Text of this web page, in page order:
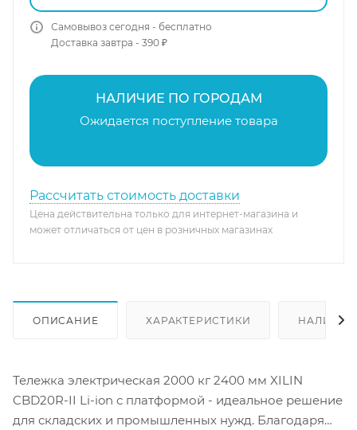
Самовывоз сегодня - бесплатно
Доставка завтра - 390 ₽
НАЛИЧИЕ ПО ГОРОДАМ
Ожидается поступление товара
Рассчитать стоимость доставки
Цена действительна только для интернет-магазина и
может отличаться от цен в розничных магазинах
ОПИСАНИЕ ХАРАКТЕРИСТИКИ
Тележка электрическая 2000 кг 2400 мм XILIN
CBD20R-II Li-ion с платформой - идеальное решение
для складских и промышленных нужд. Благодаря